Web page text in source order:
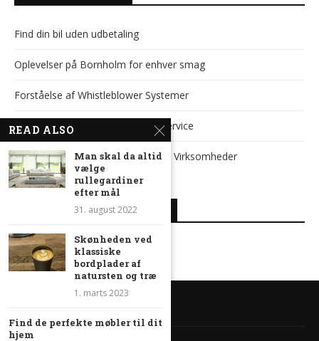
Find din bil uden udbetaling
Oplevelser på Bornholm for enhver smag
Forståelse af Whistleblower Systemer
Vigtigheden af Professionel Bådservice
Effektiv SEO i Sønderborg for B2B Virksomheder
SENESTE KOMMENTARER
READ ALSO
Man skal da altid
vælge
rullegardiner
efter mål
31. august 2022
Skønheden ved
klassiske
bordplader af
natursten og træ
1. marts 2023
Find de perfekte møbler til dit
hjem